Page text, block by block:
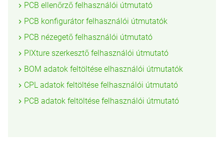
PCB ellenőrző felhasználói útmutató
PCB konfigurátor felhasználói útmutatók
PCB nézegető felhasználói útmutató
PIXture szerkesztő felhasználói útmutató
BOM adatok feltöltése elhasználói útmutatók
CPL adatok feltöltése felhasználói útmutató
PCB adatok feltöltése felhasználói útmutató